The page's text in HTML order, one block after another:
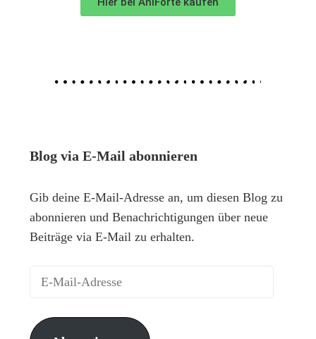
Blog via E-Mail abonnieren
Gib deine E-Mail-Adresse an, um diesen Blog zu
abonnieren und Benachrichtigungen über neue
Beiträge via E-Mail zu erhalten.